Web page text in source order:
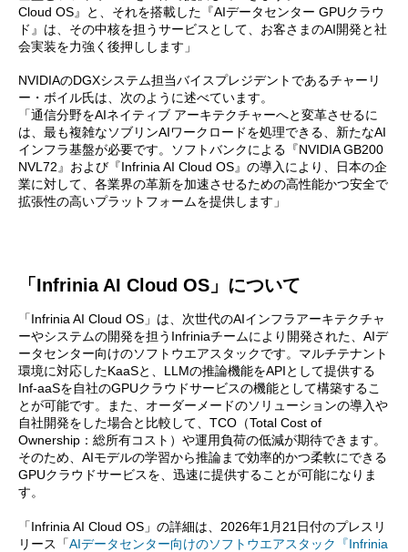
Cloud OS』と、それを搭載した『AIデータセンター GPUクラウ
ド』は、その中核を担うサービスとして、お客さまのAI開発と社
会実装を力強く後押しします」
NVIDIAのDGXシステム担当バイスプレジデントであるチャーリ
ー・ボイル氏は、次のように述べています。
「通信分野をAIネイティブ アーキテクチャーへと変革させるに
は、最も複雑なソブリンAIワークロードを処理できる、新たなAI
インフラ基盤が必要です。ソフトバンクによる『NVIDIA GB200
NVL72』および『Infrinia AI Cloud OS』の導入により、日本の企
業に対して、各業界の革新を加速させるための高性能かつ安全で
拡張性の高いプラットフォームを提供します」
「Infrinia AI Cloud OS」について
「Infrinia AI Cloud OS」は、次世代のAIインフラアーキテクチャ
ーやシステムの開発を担うInfriniaチームにより開発された、AIデ
ータセンター向けのソフトウエアスタックです。マルチテナント
環境に対応したKaaSと、LLMの推論機能をAPIとして提供する
Inf-aaSを自社のGPUクラウドサービスの機能として構築するこ
とが可能です。また、オーダーメードのソリューションの導入や
自社開発をした場合と比較して、TCO（Total Cost of
Ownership：総所有コスト）や運用負荷の低減が期待できます。
そのため、AIモデルの学習から推論まで効率的かつ柔軟にできる
GPUクラウドサービスを、迅速に提供することが可能になりま
す。
「Infrinia AI Cloud OS」の詳細は、2026年1月21日付のプレスリ
リース「AIデータセンター向けのソフトウエアスタック『Infrinia